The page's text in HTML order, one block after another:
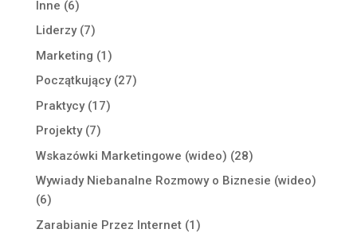
Inne (6)
Liderzy(7)
Marketing (1)
Początkujący(27)
Praktycy(17)
Projekty(7)
Wskazówki Marketingowe (wideo) (28)
Wywiady Niebanalne Rozmowy o Biznesie (wideo)
(6)
Zarabianie Przez Internet(1)